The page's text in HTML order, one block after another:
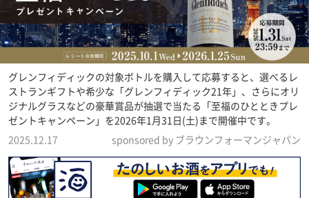
グレンフィディックの対象ボトルを購入して応募すると、選べるレ
ストランギフトや希少な「グレンフィディック21年」、さらにオリ
ジナルグラスなどの豪華賞品が抽選で当たる「至福のひとときプレ
ゼントキャンペーン」を2026年1月31日(土)まで開催中です。
2025.12.17
sponsored by ブラウンフォーマンジャパン